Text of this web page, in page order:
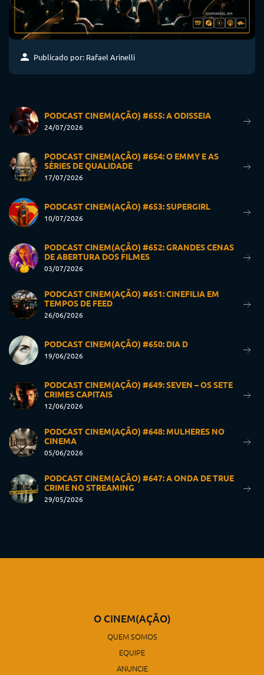
Publicado por: Rafael Arinelli
PODCAST CINEM(AÇÃO) #655: A ODISSEIA
24/07/2026
PODCAST CINEM(AÇÃO) #654: O EMMY E AS
SÉRIES DE QUALIDADE
17/07/2026
PODCAST CINEM(AÇÃO) #653: SUPERGIRL
10/07/2026
PODCAST CINEM(AÇÃO) #652: GRANDES CENAS
DE ABERTURA DOS FILMES
03/07/2026
PODCAST CINEM(AÇÃO) #651: CINEFILIA EM
TEMPOS DE FEED
26/06/2026
PODCAST CINEM(AÇÃO) #650: DIA D
19/06/2026
PODCAST CINEM(AÇÃO) #649: SEVEN – OS SETE
CRIMES CAPITAIS
12/06/2026
PODCAST CINEM(AÇÃO) #648: MULHERES NO
CINEMA
05/06/2026
PODCAST CINEM(AÇÃO) #647: A ONDA DE TRUE
CRIME NO STREAMING
29/05/2026
O CINEM(AÇÃO)
QUEM SOMOS
EQUIPE
ANUNCIE